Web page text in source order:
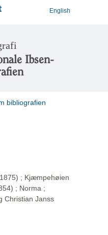
English
Ibsen-
bibliografien
; Kjæmpehøien
; Norma ;
Christian Janss